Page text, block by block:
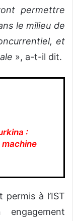
permettre
le milieu de
et
», a-t-il dit.
:
à l’IST